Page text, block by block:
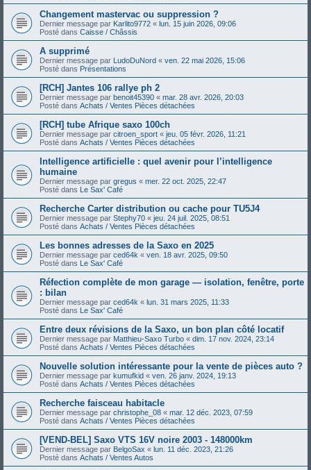
Changement mastervac ou suppression ?
Dernier message par Karlito9772 « lun. 15 juin 2026, 09:06
Posté dans Caisse / Châssis
A supprimé
Dernier message par LudoDuNord « ven. 22 mai 2026, 15:06
Posté dans Présentations
[RCH] Jantes 106 rallye ph 2
Dernier message par benoit45390 « mar. 28 avr. 2026, 20:03
Posté dans Achats / Ventes Pièces détachées
[RCH] tube Afrique saxo 100ch
Dernier message par citroen_sport « jeu. 05 févr. 2026, 11:21
Posté dans Achats / Ventes Pièces détachées
Intelligence artificielle : quel avenir pour l’intelligence
humaine
Dernier message par gregus « mer. 22 oct. 2025, 22:47
Posté dans Le Sax' Café
Recherche Carter distribution ou cache pour TU5J4
Dernier message par Stephy70 « jeu. 24 juil. 2025, 08:51
Posté dans Achats / Ventes Pièces détachées
Les bonnes adresses de la Saxo en 2025
Dernier message par ced64k « ven. 18 avr. 2025, 09:50
Posté dans Le Sax' Café
Réfection complète de mon garage — isolation, fenêtre, porte
: bilan
Dernier message par ced64k « lun. 31 mars 2025, 11:33
Posté dans Le Sax' Café
Entre deux révisions de la Saxo, un bon plan côté locatif
Dernier message par Matthieu-Saxo Turbo « dim. 17 nov. 2024, 23:14
Posté dans Achats / Ventes Pièces détachées
Nouvelle solution intéressante pour la vente de pièces auto ?
Dernier message par kumufkid « ven. 26 janv. 2024, 19:13
Posté dans Achats / Ventes Pièces détachées
Recherche faisceau habitacle
Dernier message par christophe_08 « mar. 12 déc. 2023, 07:59
Posté dans Achats / Ventes Pièces détachées
[VEND-BEL] Saxo VTS 16V noire 2003 - 148000km
Dernier message par BelgoSax « lun. 11 déc. 2023, 21:26
Posté dans Achats / Ventes Autos